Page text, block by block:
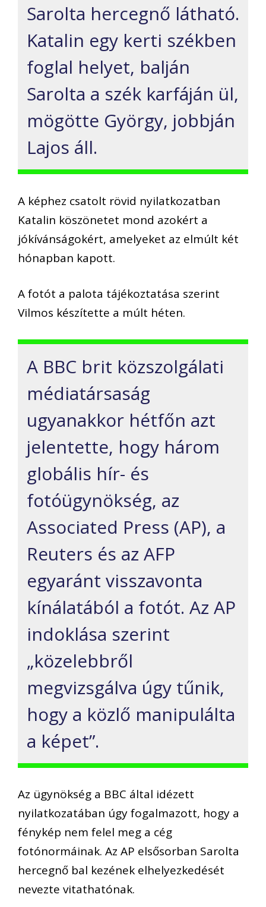
Sarolta hercegnő látható.
Katalin egy kerti székben
foglal helyet, balján
Sarolta a szék karfáján ül,
mögötte György, jobbján
Lajos áll.
A képhez csatolt rövid nyilatkozatban
Katalin köszönetet mond azokért a
jókívánságokért, amelyeket az elmúlt két
hónapban kapott.
A fotót a palota tájékoztatása szerint
Vilmos készítette a múlt héten.
A BBC brit közszolgálati
médiatársaság
ugyanakkor hétfőn azt
jelentette, hogy három
globális hír- és
fotóügynökség, az
Associated Press (AP), a
Reuters és az AFP
egyaránt visszavonta
kínálatából a fotót. Az AP
indoklása szerint
„közelebbről
megvizsgálva úgy tűnik,
hogy a közlő manipulálta
a képet”.
Az ügynökség a BBC által idézett
nyilatkozatában úgy fogalmazott, hogy a
fénykép nem felel meg a cég
fotónormáinak. Az AP elsősorban Sarolta
hercegnő bal kezének elhelyezkedését
nevezte vitathatónak.